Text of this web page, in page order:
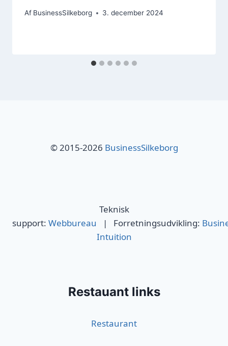
Af BusinessSilkeborg 3. december 2024
© 2015-2026 BusinessSilkeborg
Teknisk
support: Webbureau | Forretningsudvikling:
Intuition
Restauant links
Restaurant